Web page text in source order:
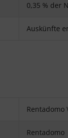
0,35 % der
Auskünfte
Rentadomo
Rentadomo